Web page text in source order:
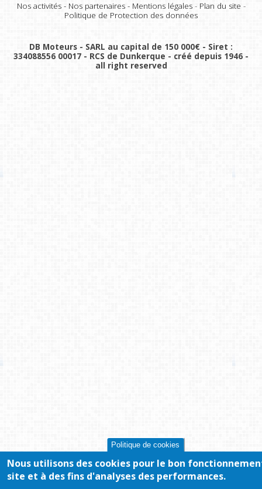
Nos activités- Nos partenaires- Mentions légales- Plan du site -
Politique de Protection des données
DB Moteurs - SARL au capital de 150 000€ - Siret :
334088556 00017 - RCS de Dunkerque - créé depuis 1946 -
all right reserved
Politique de cookies
Nous utilisons des cookies pour le bon
site et à des fins d'analyses des performances.